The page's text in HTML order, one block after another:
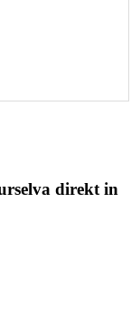
direkt in